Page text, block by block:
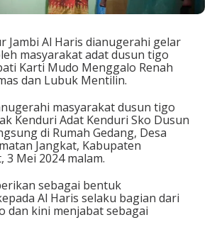
Jambi Al Haris dianugerahi gelar
masyarakat adat dusun tigo
Karti Mudo Menggalo Renah
dan Lubuk Mentilin.
masyarakat dusun tigo
Kenduri Adat Kenduri Sko Dusun
di Rumah Gedang, Desa
Jangkat, Kabupaten
3 Mei 2024 malam.
sebagai bentuk
Al Haris selaku bagian dari
dan kini menjabat sebagai